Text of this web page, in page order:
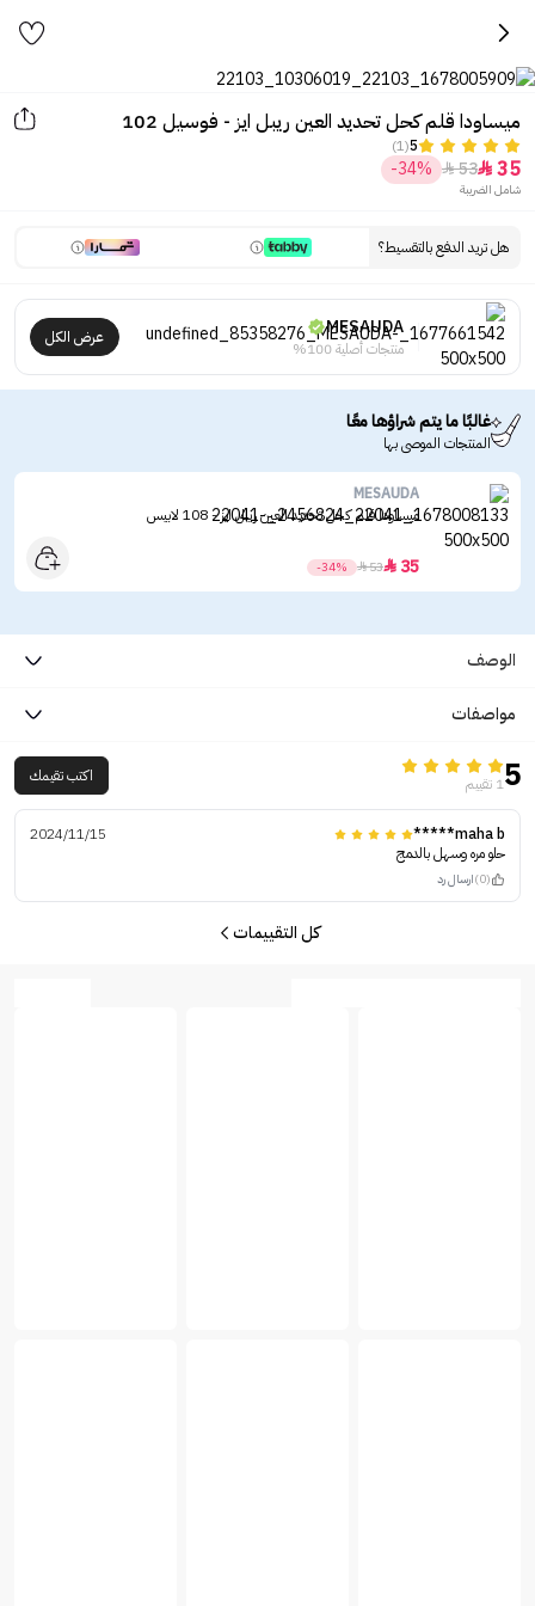
ميساودا قلم كحل تحديد العين ريبل ايز - فوسيل 102
5
(1)
35

53

-34%
شامل الضريبة
هل تريد الدفع بالتقسيط؟
MESAUDA
منتجات أصلية 100%
عرض الكل
غالبًا ما يتم شراؤها معًا
المنتجات الموصى بها
MESAUDA
ميساودا قلم كحل تحديد العين ريبل ايز - 108 لابيس
35

53

-34%
الوصف
مواصفات
51 تقييم اكتب تقيمك
maha b*****
2024/11/15
حلو مره وسهل بالدمج
(0) ارسال رد
كل التقييمات